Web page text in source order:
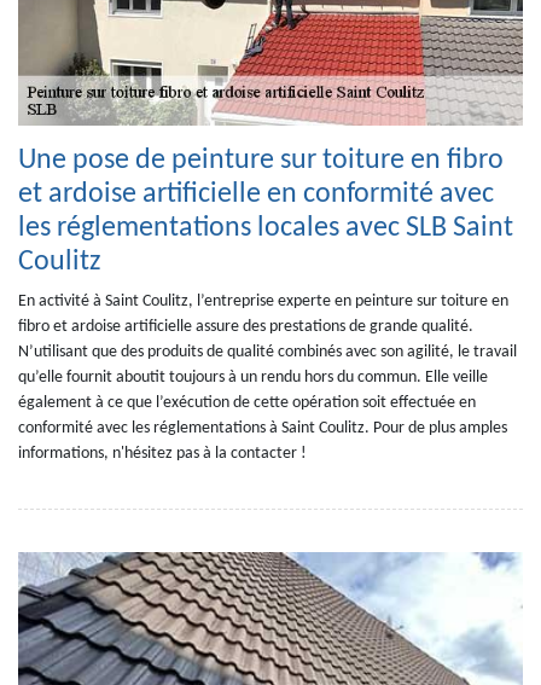
Une pose de peinture sur toiture en fibro
et ardoise artificielle en conformité avec
les réglementations locales avec SLB Saint
Coulitz
En activité à Saint Coulitz, l’entreprise experte en peinture sur toiture en
fibro et ardoise artificielle assure des prestations de grande qualité.
N’utilisant que des produits de qualité combinés avec son agilité, le travail
qu’elle fournit aboutit toujours à un rendu hors du commun. Elle veille
également à ce que l’exécution de cette opération soit effectuée en
conformité avec les réglementations à Saint Coulitz. Pour de plus amples
informations, n'hésitez pas à la contacter !